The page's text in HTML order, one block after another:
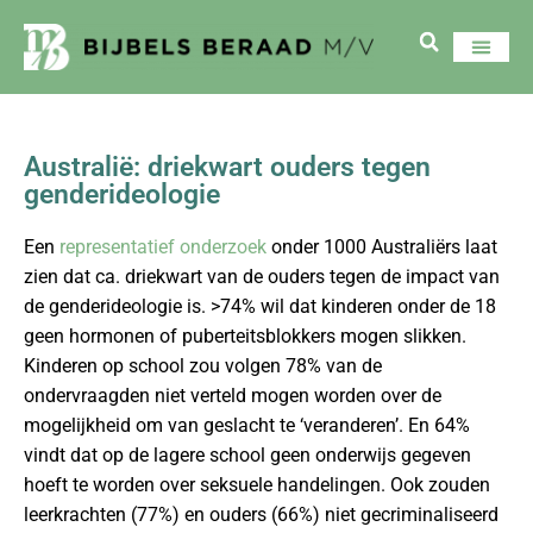
Australië: driekwart ouders tegen
genderideologie
Een representatief onderzoek onder 1000 Australiërs laat
zien dat ca. driekwart van de ouders tegen de impact van
de genderideologie is. >74% wil dat kinderen onder de 18
geen hormonen of puberteitsblokkers mogen slikken.
Kinderen op school zou volgen 78% van de
ondervraagden niet verteld mogen worden over de
mogelijkheid om van geslacht te ‘veranderen’. En 64%
vindt dat op de lagere school geen onderwijs gegeven
hoeft te worden over seksuele handelingen. Ook zouden
leerkrachten (77%) en ouders (66%) niet gecriminaliseerd